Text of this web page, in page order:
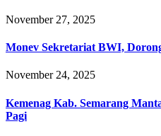
November 27, 2025
Monev Sekretariat BWI,
November 24, 2025
Kemenag Kab. Semarang
Pagi